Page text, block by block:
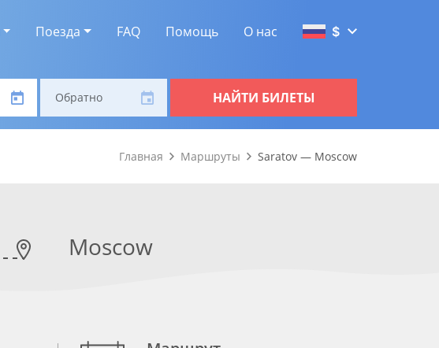
Поезда FAQ Помощь О нас $
Обратно НАЙТИ БИЛЕТЫ
Главная Маршруты Saratov — Moscow
Moscow